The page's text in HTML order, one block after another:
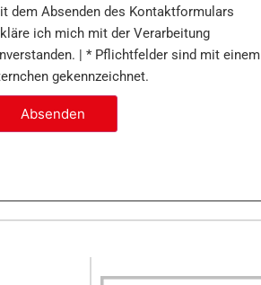
dem Absenden des Kontaktformulars
ich mich mit der Verarbeitung
| * Pflichtfelder sind mit einem
gekennzeichnet.
Absenden